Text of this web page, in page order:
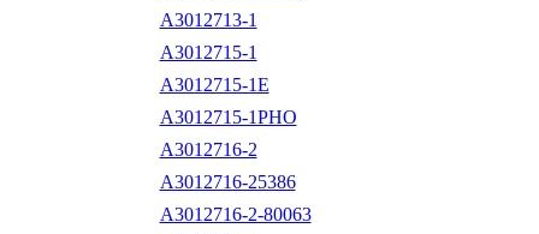
A3012713-1
A3012715-1
A3012715-1E
A3012715-1PHO
A3012716-2
A3012716-25386
A3012716-2-80063